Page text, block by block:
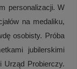
personalizacji. W
na medaliku,
osobisty. Próba
jubilerskimi
Urząd Probierczy.